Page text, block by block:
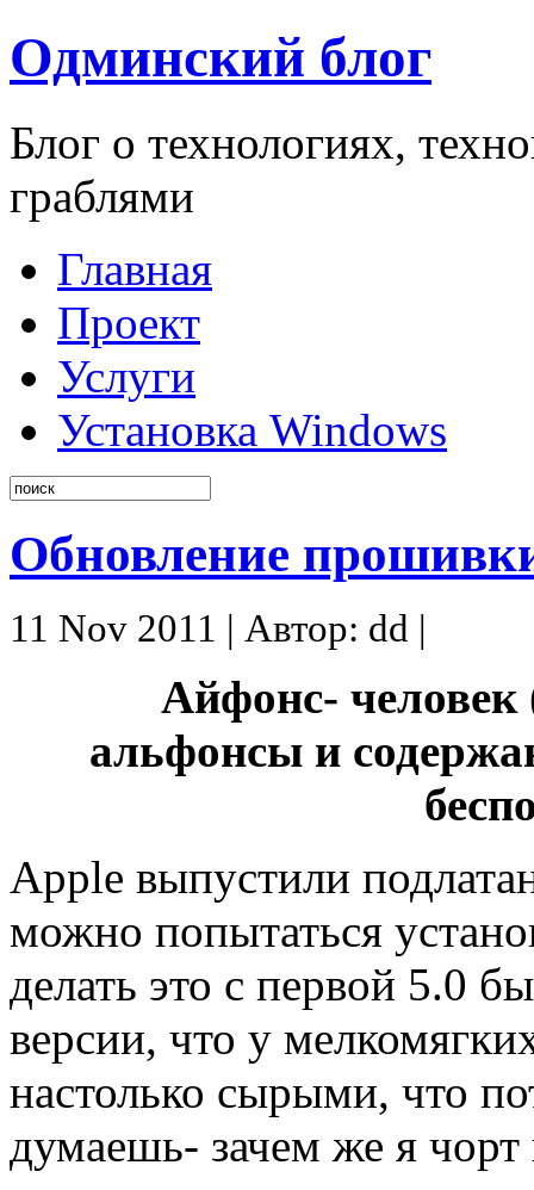
Одминский блог
Блог о технологиях,
граблями
Главная
Проект
Услуги
Установка Windows
Обновление
11 Nov 2011 | Автор: dd |
Айфонс- человек
альфонсы и
Apple выпустили
можно попытаться
делать это с первой 5.0
версии, что у
настолько сырыми, что
думаешь- зачем же я чорт